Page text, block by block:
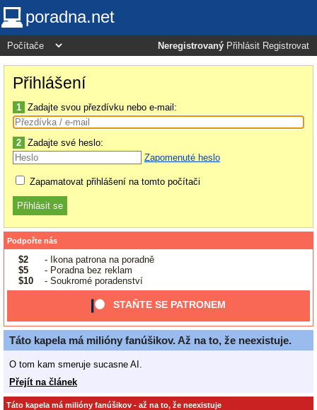
poradna.net
Neregistrovaný Přihlásit Registrovat
Přihlášení
1 Zadajte svou přezdívku nebo e-mail:
2 Zadajte své heslo:
Zapomenuté heslo
Zapamatovat přihlášení na tomto počítači
Podpořte nás
$2
- Ikona patrona na poradně
$5
- Poradna bez reklam
$10
- Soukromé poradenství
STAŇTE SE PATRONEM
Táto kapela má milióny fanúšikov. Až na to, že neexistuje.
O tom kam smeruje sucasne AI.
Přejít na článek
Táto kapela má milióny fanúšikov - až na to, že neexistuje